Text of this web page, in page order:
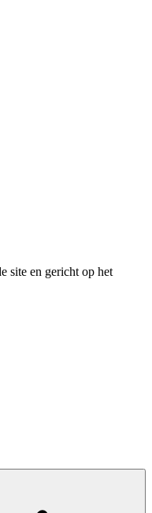
site en gericht op het